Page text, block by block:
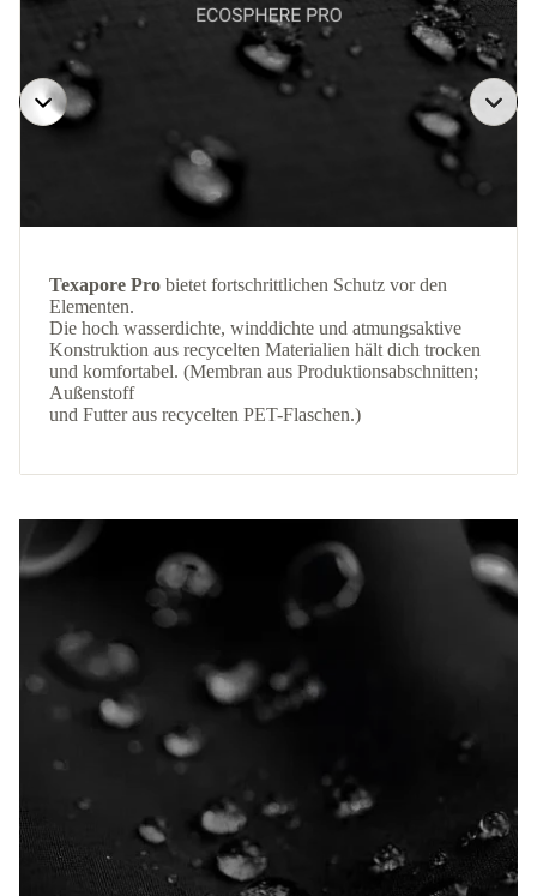
Texapore Pro bietet fortschrittlichen Schutz vor den
Elementen.
Die hoch wasserdichte, winddichte und atmungsaktive
Konstruktion aus recycelten Materialien hält dich trocken
und komfortabel. (Membran aus Produktionsabschnitten;
Außenstoff
und Futter aus recycelten PET-Flaschen.)